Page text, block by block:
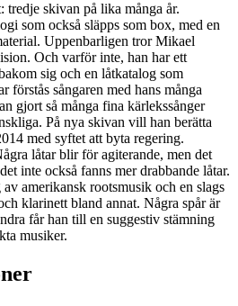
skivan på lika många år.
som också släpps som box, med en
Uppenbarligen tror Mikael
Och varför inte, han har ett
sig och en låtkatalog som
förstås sångaren med hans många
gjort så många fina kärlekssånger
På nya skivan vill han berätta
med syftet att byta regering.
låtar blir för agiterande, men det
inte också fanns mer drabbande låtar.
amerikansk rootsmusik och en slags
klarinett bland annat. Några spår är
får han till en suggestiv stämning
musiker.